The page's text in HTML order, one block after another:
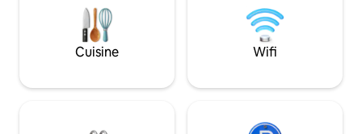
coucher du soleil depuis le balcon privé,
détendez-vous dans le salon
confortable doté d’une grande
télévision connectée, ou reposez-vous
de sa propre télévision.
Armas. Nous disposons également
d'autres
(jacuzzi, vue et
nous contacter si
Cuisine Wifi